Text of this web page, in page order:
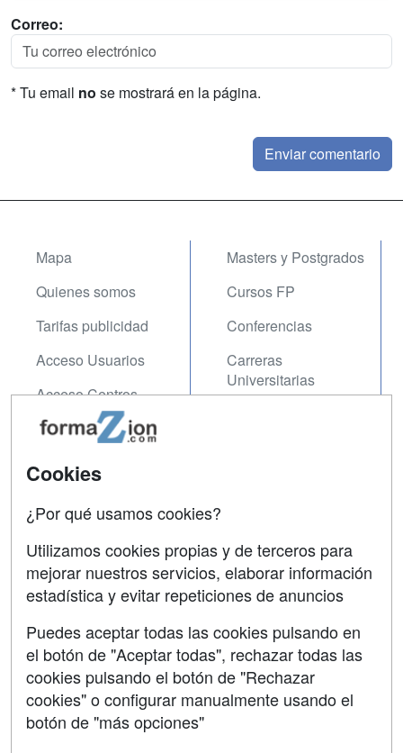
Correo:
* Tu email no se mostrará en la página.
Mapa
Quienes somos
Tarifas publicidad
Acceso Usuarios
Acceso Centros
Masters y Postgrados
Cursos FP
Conferencias
Carreras
Universitarias
Contactar
Copyleft
Grupo formazion:
Cookies
¿Por qué usamos cookies?
Utilizamos cookies propias y de terceros para
mejorar nuestros servicios, elaborar información
estadística y evitar repeticiones de anuncios
Puedes aceptar todas las cookies pulsando en
el botón de "Aceptar todas", rechazar todas las
cookies pulsando el botón de "Rechazar
cookies" o configurar manualmente usando el
botón de "más opciones"